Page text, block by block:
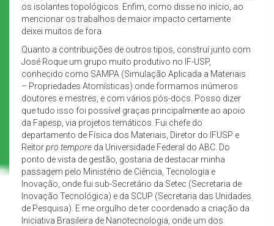
os isolantes topológicos. Enfim, como disse no início, ao
mencionar os trabalhos de maior impacto certamente
deixei muitos de fora.
Quanto a contribuições de outros tipos, construí junto com
José Roque um grupo muito produtivo no IF-USP,
conhecido como SAMPA (Simulação Aplicada a Materiais
– Propriedades Atomísticas) onde formamos inúmeros
doutores e mestres, e com vários pós-docs. Posso dizer
que tudo isso foi possível graças principalmente ao apoio
da Fapesp, via projetos temáticos. Fui chefe do
departamento de Física dos Materiais, Diretor do IFUSP e
Reitorpro tempore da Universidade Federal do ABC. Do
ponto de vista de gestão, gostaria de destacar minha
passagem pelo Ministério de Ciência, Tecnologia e
Inovação, onde fui sub-Secretário da Setec (Secretaria de
Inovação Tecnológica) e da SCUP (Secretaria das Unidades
de Pesquisa). E me orgulho de ter coordenado a criação da
Iniciativa Brasileira de Nanotecnologia, onde um dos